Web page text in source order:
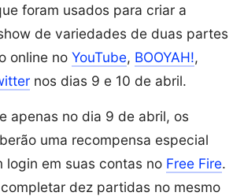
foram usados para criar a
de variedades de duas partes
online no YouTube, BOOYAH!,
nos dias 9 e 10 de abril.
apenas no dia 9 de abril, os
uma recompensa especial
login em suas contas no Free Fire.
dez partidas no mesmo